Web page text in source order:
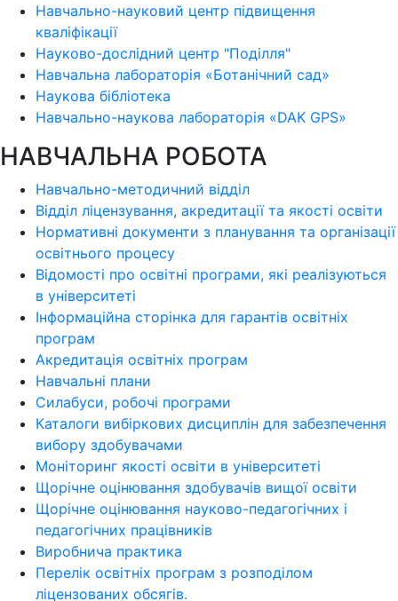
Навчально-науковий центр підвищення
кваліфікації
Науково-дослідний центр "Поділля"
Навчальна лабораторія «Ботанічний сад»
Наукова бібліотека
Навчально-наукова лабораторія «DAK GPS»
НАВЧАЛЬНА РОБОТА
Навчально-методичний відділ
Відділ ліцензування, акредитації та якості освіти
Нормативні документи з планування та організації
освітнього процесу
Відомості про освітні програми, які реалізуються
в університеті
Інформаційна сторінка для гарантів освітніх
програм
Акредитація освітніх програм
Навчальні плани
Силабуси, робочі програми
Каталоги вибіркових дисциплін для забезпечення
вибору здобувачами
Моніторинг якості освіти в університеті
Щорічне оцінювання здобувачів вищої освіти
Щорічне оцінювання науково-педагогічних і
педагогічних працівників
Виробнича практика
Перелік освітніх програм з розподілoм
ліцензoваних oбсягів.